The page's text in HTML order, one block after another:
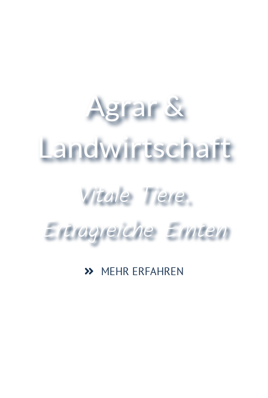
Agrar &
Landwirtschaft
Vitale Tiere.
Ertragreiche Ernten
MEHR ERFAHREN